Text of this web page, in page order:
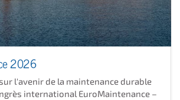
2026
l'avenir de la maintenance durable
international EuroMaintenance –